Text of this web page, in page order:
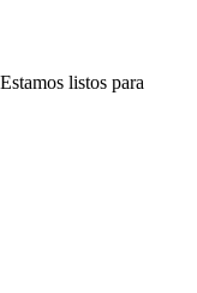
listos para